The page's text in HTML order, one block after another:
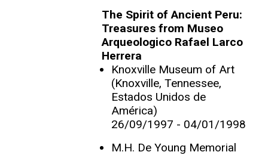
The Spirit of Ancient Peru:
Treasures from Museo
Arqueologico Rafael Larco
Herrera
Knoxville Museum of Art
(Knoxville, Tennessee,
Estados Unidos de
América)
26/09/1997 - 04/01/1998
M.H. De Young Memorial